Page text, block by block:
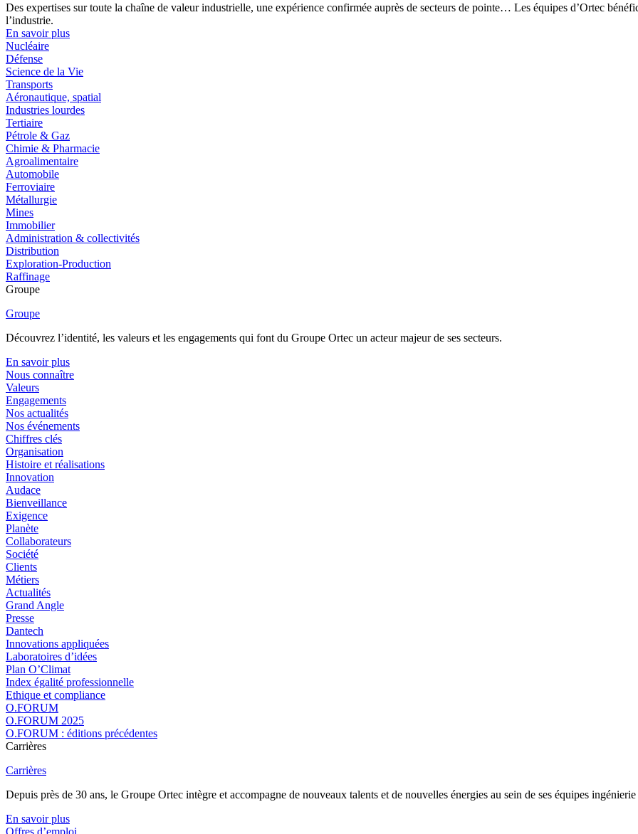
Des expertises sur toute la chaîne de valeur industrielle, une expérience confirmée auprès de secteurs de pointe… Les équipes d’Ortec
l’industrie.
En savoir plus
Nucléaire
Défense
Science de la Vie
Transports
Aéronautique, spatial
Industries lourdes
Tertiaire
Pétrole & Gaz
Chimie & Pharmacie
Agroalimentaire
Automobile
Ferroviaire
Métallurgie
Mines
Immobilier
Administration & collectivités
Distribution
Exploration-Production
Raffinage
Groupe
Groupe
Découvrez l’identité, les valeurs et les engagements qui font du Groupe Ortec un acteur majeur de ses secteurs.
En savoir plus
Nous connaître
Valeurs
Engagements
Nos actualités
Nos événements
Chiffres clés
Organisation
Histoire et réalisations
Innovation
Audace
Bienveillance
Exigence
Planète
Collaborateurs
Société
Clients
Métiers
Actualités
Grand Angle
Presse
Dantech
Innovations appliquées
Laboratoires d’idées
Plan O’Climat
Index égalité professionnelle
Ethique et compliance
O.FORUM
O.FORUM 2025
O.FORUM : éditions précédentes
Carrières
Carrières
Depuis près de 30 ans, le Groupe Ortec intègre et accompagne de nouveaux talents et de nouvelles énergies au sein de ses équipes
En savoir plus
Offres d’emploi